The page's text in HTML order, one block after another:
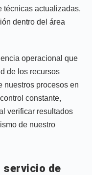
técnicas actualizadas,
dentro del área
operacional que
de los recursos
nuestros procesos en
constante,
verificar resultados
de nuestro
servicio de